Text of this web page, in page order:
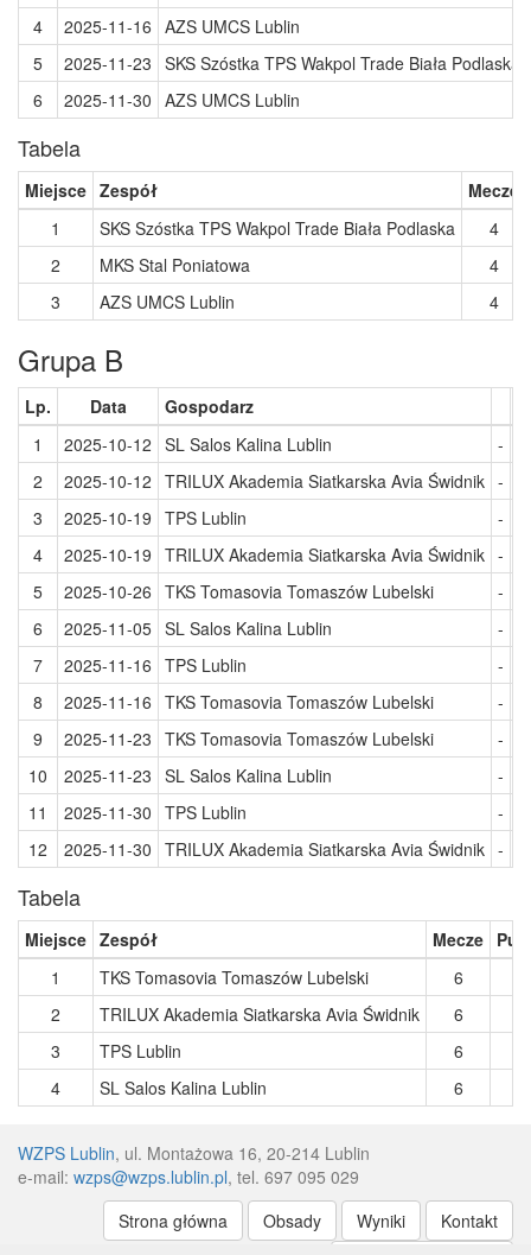
4
2025-11-16 AZS UMCS Lublin
5
2025-11-23 SKS Szóstka TPS Wakpol Trade Biała Podlaska
6
2025-11-30 AZS UMCS Lublin
Tabela
Miejsce Zespół
Mecze
1
SKS Szóstka TPS Wakpol Trade Biała Podlaska
4
2
MKS Stal Poniatowa
4
3
AZS UMCS Lublin 4
Grupa B
Lp. Data Gospodarz
1
2025-10-12 SL Salos Kalina Lublin -
2
2025-10-12 TRILUX Akademia Siatkarska Avia Świdnik -
3
2025-10-19 TPS Lublin -
4
2025-10-19 TRILUX Akademia Siatkarska Avia Świdnik -
5
2025-10-26 TKS Tomasovia Tomaszów Lubelski -
6
2025-11-05 SL Salos Kalina Lublin -
7
2025-11-16 TPS Lublin -
8
2025-11-16 TKS Tomasovia Tomaszów Lubelski -
9
2025-11-23 TKS Tomasovia Tomaszów Lubelski -
10
2025-11-23 SL Salos Kalina Lublin -
11
2025-11-30 TPS Lublin -
12
2025-11-30 TRILUX Akademia Siatkarska Avia Świdnik -
Tabela
Miejsce Zespół Mecze
1
TKS Tomasovia Tomaszów Lubelski 6
2
TRILUX Akademia Siatkarska Avia Świdnik 6
3
TPS Lublin 6
4
SL Salos Kalina Lublin 6
WZPS Lublin, ul. Montażowa 16, 20-214 Lublin
e-mail: wzps@wzps.lublin.pl, tel. 697 095 029
Strona główna
Obsady Wyniki
Kontakt